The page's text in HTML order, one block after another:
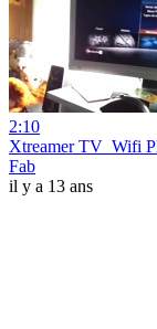
2:10
Xtreamer TV_Wifi
Fab
il y a 13 ans